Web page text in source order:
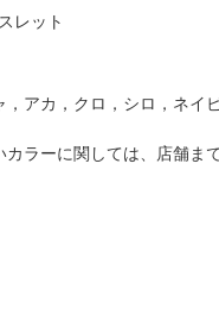
レット
アカ，クロ，シロ，ネ
ラーに関しては、店舗ま